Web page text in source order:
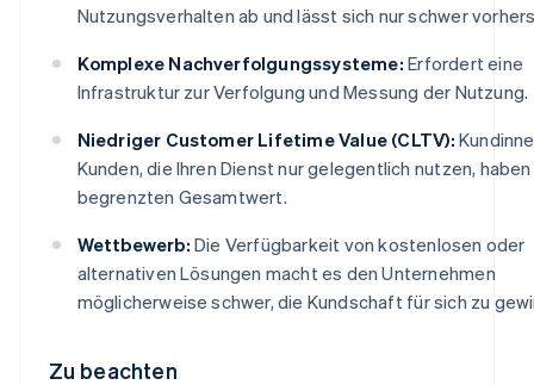
Nutzungsverhalten ab und lässt sich nur schwer
Komplexe Nachverfolgungssysteme: Erfordert eine
Infrastruktur zur Verfolgung und Messung der Nutzung.
Niedriger Customer Lifetime Value (CLTV):
Kunden, die Ihren Dienst nur gelegentlich nutzen,
begrenzten Gesamtwert.
Wettbewerb: Die Verfügbarkeit von kostenlosen oder
alternativen Lösungen macht es den Unternehmen
möglicherweise schwer, die Kundschaft für sich zu
Zu beachten